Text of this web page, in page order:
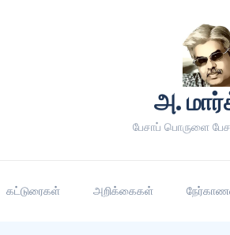
அ.
பேசாப் பொருளை
கட்டுரைகள் அறிக்கைகள்